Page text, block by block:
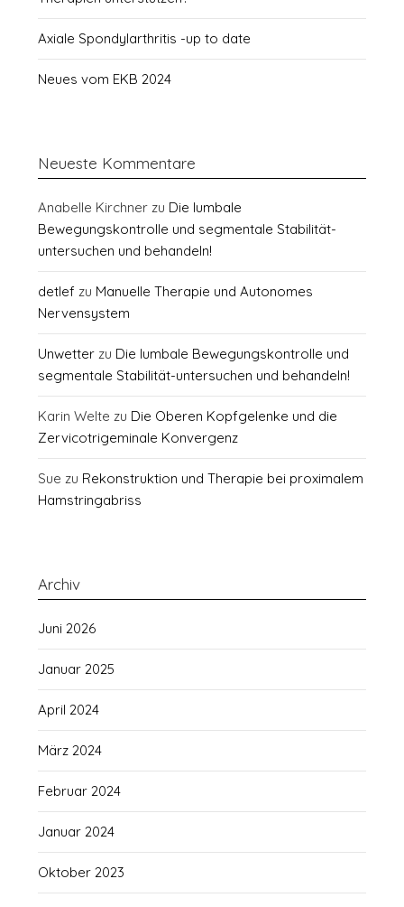
Axiale Spondylarthritis -up to date
Neues vom EKB 2024
Neueste Kommentare
Anabelle Kirchner zu Die lumbale
Bewegungskontrolle und segmentale Stabilität-
untersuchen und behandeln!
detlef zu Manuelle Therapie und Autonomes
Nervensystem
Unwetter zu Die lumbale Bewegungskontrolle und
segmentale Stabilität-untersuchen und behandeln!
Karin Welte zu Die Oberen Kopfgelenke und die
Zervicotrigeminale Konvergenz
Sue zu Rekonstruktion und Therapie bei proximalem
Hamstringabriss
Archiv
Juni 2026
Januar 2025
April 2024
März 2024
Februar 2024
Januar 2024
Oktober 2023